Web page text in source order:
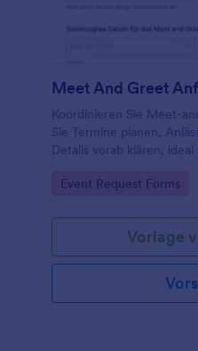
Meet And Greet
Koordinieren Sie Meet-
Sie Termine planen,
Details vorab klären,
Datenerfassung mit
Go to Category:
Event Request Forms
Vorlage